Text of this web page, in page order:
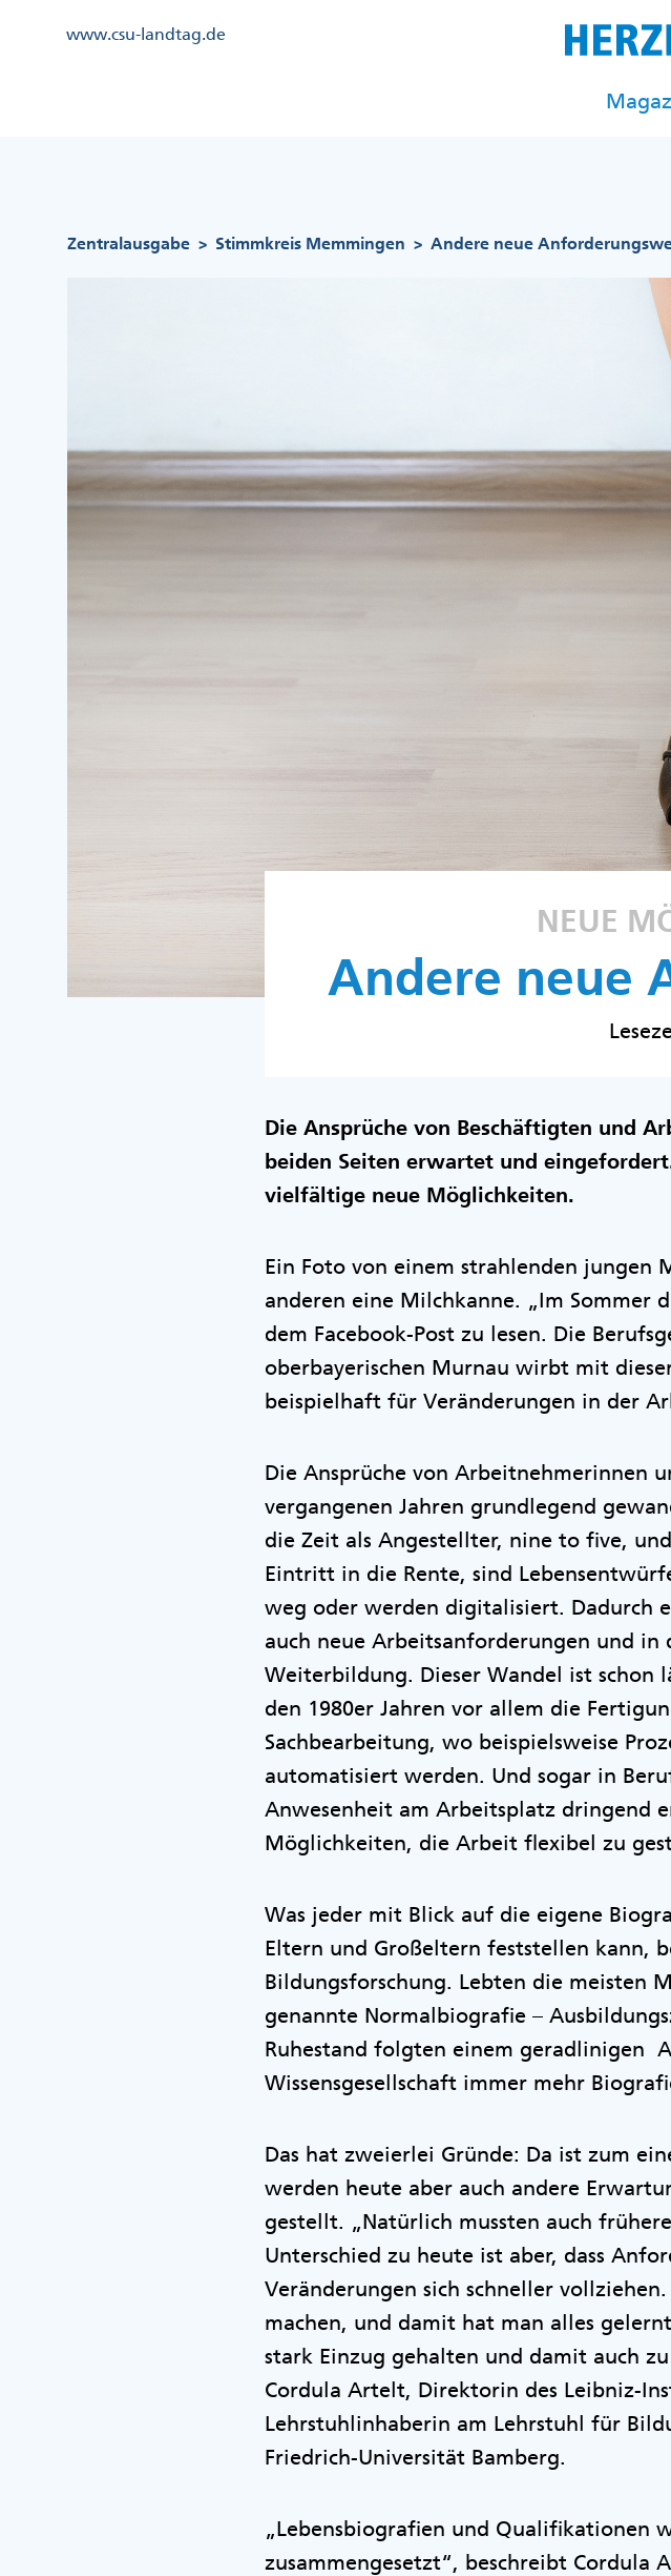
Kopfzeile
www.csu-landtag.de
Zentralausgabe > Stimmkreis Memmingen > Andere neue
NEUE
Andere neue
Die Ansprüche von Beschäftigten und
beiden Seiten erwartet und
vielfältige neue Möglichkeiten.
Ein Foto von einem strahlenden jungen
anderen eine Milchkanne. „Im
dem Facebook-Post zu lesen. Die
oberbayerischen Murnau wirbt mit
beispielhaft für Veränderungen in der
Die Ansprüche von Arbeitnehmerinnen
vergangenen Jahren grundlegend
die Zeit als Angestellter, nine to five,
Eintritt in die Rente, sind
weg oder werden digitalisiert. Dadurch
auch neue Arbeitsanforderungen und
Weiterbildung. Dieser Wandel ist schon
den 1980er Jahren vor allem die
Sachbearbeitung, wo beispielsweise
automatisiert werden. Und sogar in
Anwesenheit am Arbeitsplatz dringend
Möglichkeiten, die Arbeit flexibel zu
Was jeder mit Blick auf die eigene
Eltern und Großeltern feststellen kann,
Bildungsforschung. Lebten die meisten
genannte Normalbiografie –
Ruhestand folgten einem geradlinigen
Wissensgesellschaft immer mehr
Das hat zweierlei Gründe: Da ist zum
werden heute aber auch andere
gestellt. „Natürlich mussten auch
Unterschied zu heute ist aber, dass
Veränderungen sich schneller
machen, und damit hat man alles
stark Einzug gehalten und damit auch
Cordula Artelt, Direktorin des Leibniz-
Lehrstuhlinhaberin am Lehrstuhl für
Friedrich-Universität Bamberg.
„Lebensbiografien und Qualifikationen
zusammengesetzt“, beschreibt Cordula